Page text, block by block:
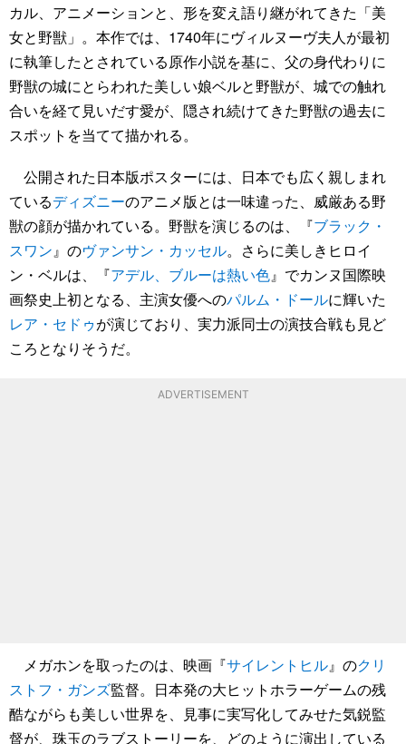
カル、アニメーションと、形を変え語り継がれてきた「美
女と野獣」。本作では、1740年にヴィルヌーヴ夫人が最初
に執筆したとされている原作小説を基に、父の身代わりに
野獣の城にとらわれた美しい娘ベルと野獣が、城での触れ
合いを経て見いだす愛が、隠され続けてきた野獣の過去に
スポットを当てて描かれる。
公開された日本版ポスターには、日本でも広く親しまれ
ているディズニーのアニメ版とは一味違った、威厳ある野
獣の顔が描かれている。野獣を演じるのは、『ブラック・
スワン』のヴァンサン・カッセル。さらに美しきヒロイ
ン・ベルは、『アデル、ブルーは熱い色』でカンヌ国際映
画祭史上初となる、主演女優へのパルム・ドールに輝いた
レア・セドゥが演じており、実力派同士の演技合戦も見ど
ころとなりそうだ。
ADVERTISEMENT
メガホンを取ったのは、映画『サイレントヒル』のクリ
ストフ・ガンズ監督。日本発の大ヒットホラーゲームの残
酷ながらも美しい世界を、見事に実写化してみせた気鋭監
督が、珠玉のラブストーリーを、どのように演出している